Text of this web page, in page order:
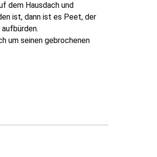
dem Hausdach und
ist, dann ist es Peet, der
um seinen gebrochenen